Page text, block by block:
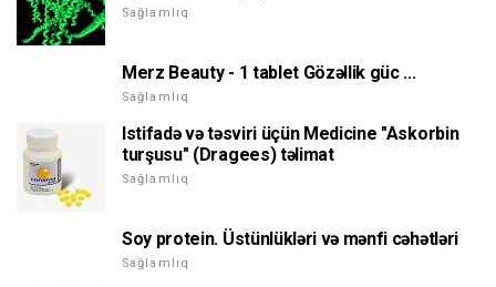
Sağlamlıq
Merz Beauty - 1 tablet Gözəllik güc ...
Sağlamlıq
Istifadə və təsviri üçün Medicine "Askorbin
turşusu" (Dragees) təlimat
Sağlamlıq
Soy protein. Üstünlükləri və mənfi cəhətləri
Sağlamlıq